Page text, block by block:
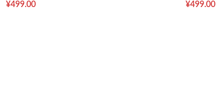
¥499.00 ¥499.00